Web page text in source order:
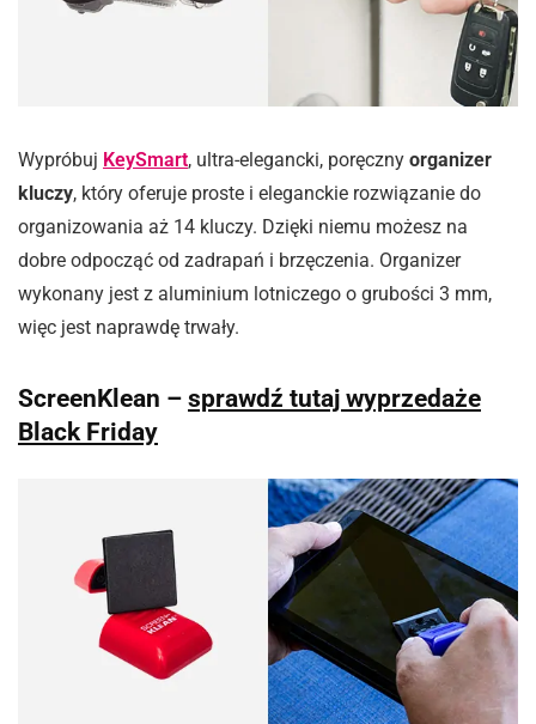
Wypróbuj KeySmart, ultra-elegancki, poręczny organizer
kluczy, który oferuje proste i eleganckie rozwiązanie do
organizowania aż 14 kluczy. Dzięki niemu możesz na
dobre odpocząć od zadrapań i brzęczenia. Organizer
wykonany jest z aluminium lotniczego o grubości 3 mm,
więc jest naprawdę trwały.
ScreenKlean – sprawdź tutaj wyprzedaże
Black Friday